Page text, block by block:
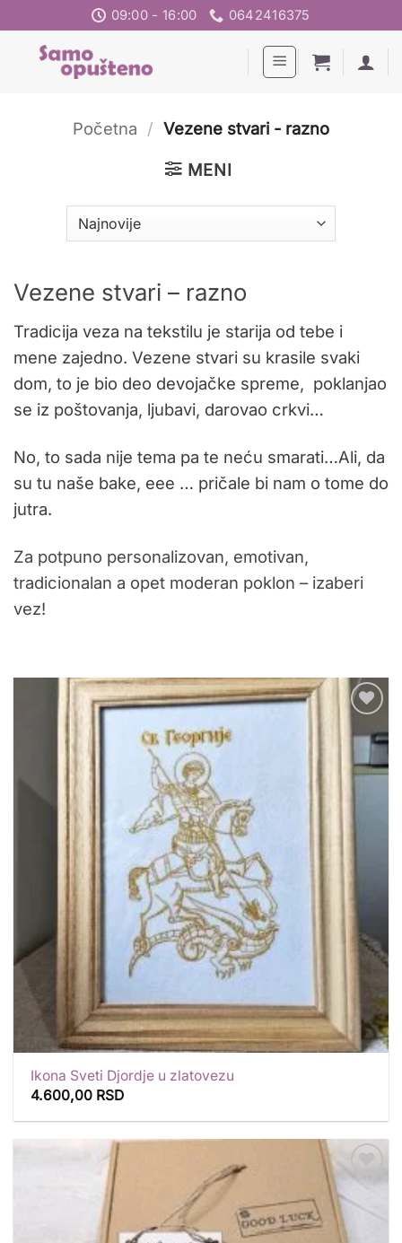
sadržaj
09:00 - 16:00 0642416375
Početna / Vezene stvari - razno
MENI
Vezene stvari – razno
Tradicija veza na tekstilu je starija od tebe i
mene zajedno. Vezene stvari su krasile svaki
dom, to je bio deo devojačke spreme, poklanjao
se iz poštovanja, ljubavi, darovao crkvi…
No, to sada nije tema pa te neću smarati…Ali, da
su tu naše bake, eee … pričale bi nam o tome do
jutra.
Za potpuno personalizovan, emotivan,
tradicionalan a opet moderan poklon – izaberi
vez!
Dodaj
listu
želja
Ikona Sveti Djordje u zlatovezu
4.600,00 RSD